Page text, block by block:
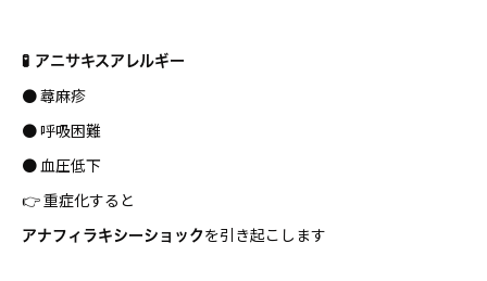
🧪 アニサキスアレルギー
● 蕁麻疹
● 呼吸困難
● 血圧低下
👉 重症化すると
アナフィラキシーショック を引き起こします